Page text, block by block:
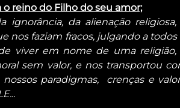
reino do Filho do seu amor;
ignorância, da alienação religiosa,
nos faziam fracos, julgando a todos
viver em nome de uma religião,
sem valor, e nos transportou
paradigmas,  crenças e